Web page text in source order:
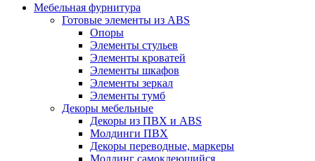
Мебельная фурнитура
Готовые элементы из ABS
Опоры
Элементы стульев
Элементы кроватей
Элементы шкафов
Элементы зеркал
Элементы тумб
Декоры мебельные
Декоры из ПВХ и ABS
Молдинги ПВХ
Декоры переводные, маркеры
Молдинг самоклеющийся